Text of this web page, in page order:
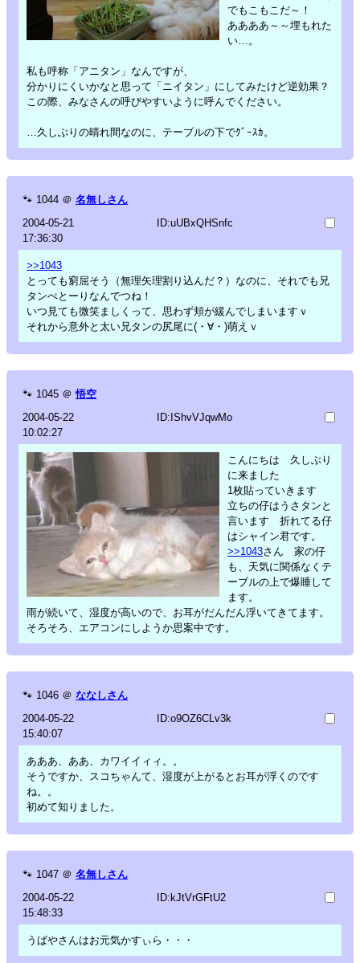
でもこもこだ～！
ああああ～～埋もれた
い…。
私も呼称「アニタン」なんですが、
分かりにくいかなと思って「ニイタン」にしてみたけど逆効果？
この際、みなさんの呼びやすいように呼んでください。
…久しぶりの晴れ間なのに、テーブルの下でｸﾞｰｽｶ。
🐾 1044 ＠ 名無しさん
2004-05-21
17:36:30
ID:uUBxQHSnfc
>>1043
とっても窮屈そう（無理矢理割り込んだ？）なのに、それでも兄
タンぺとーりなんでつね！
いつ見ても微笑ましくって、思わず頬が緩んでしまいますｖ
それから意外と太い兄タンの尻尾に(・∀・)萌えｖ
🐾 1045 ＠ 悟空
2004-05-22
10:02:27
ID:IShvVJqwMo
こんにちは 久しぶり
に来ました
1枚貼っていきます
立ちの仔はうさタンと
言います 折れてる仔
はシャイン君です。
>>1043さん 家の仔
も、天気に関係なくテ
ーブルの上で爆睡して
ます。
雨が続いて、湿度が高いので、お耳がだんだん浮いてきてます。
そろそろ、エアコンにしようか思案中です。
🐾 1046 ＠ ななしさん
2004-05-22
15:40:07
ID:o9OZ6CLv3k
あああ、ああ、カワイイィィ。。
そうですか、スコちゃんて、湿度が上がるとお耳が浮くのです
ね。。
初めて知りました。
🐾 1047 ＠ 名無しさん
2004-05-22
15:48:33
ID:kJtVrGFtU2
うばやさんはお元気かすぃら・・・